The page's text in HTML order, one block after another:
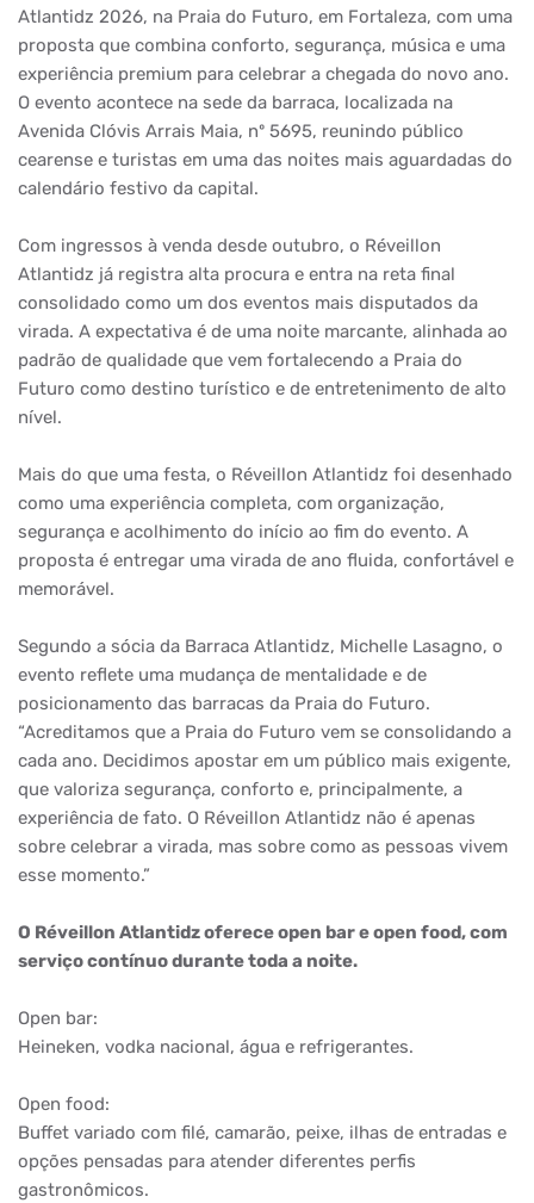
Atlantidz 2026, na Praia do Futuro, em Fortaleza, com uma
proposta que combina conforto, segurança, música e uma
experiência premium para celebrar a chegada do novo ano.
O evento acontece na sede da barraca, localizada na
Avenida Clóvis Arrais Maia, nº 5695, reunindo público
cearense e turistas em uma das noites mais aguardadas do
calendário festivo da capital.
Com ingressos à venda desde outubro, o Réveillon
Atlantidz já registra alta procura e entra na reta final
consolidado como um dos eventos mais disputados da
virada. A expectativa é de uma noite marcante, alinhada ao
padrão de qualidade que vem fortalecendo a Praia do
Futuro como destino turístico e de entretenimento de alto
nível.
Mais do que uma festa, o Réveillon Atlantidz foi desenhado
como uma experiência completa, com organização,
segurança e acolhimento do início ao fim do evento. A
proposta é entregar uma virada de ano fluida, confortável e
memorável.
Segundo a sócia da Barraca Atlantidz, Michelle Lasagno, o
evento reflete uma mudança de mentalidade e de
posicionamento das barracas da Praia do Futuro.
“Acreditamos que a Praia do Futuro vem se consolidando a
cada ano. Decidimos apostar em um público mais exigente,
que valoriza segurança, conforto e, principalmente, a
experiência de fato. O Réveillon Atlantidz não é apenas
sobre celebrar a virada, mas sobre como as pessoas vivem
esse momento.”
O Réveillon Atlantidz oferece open bar e open food, com
serviço contínuo durante toda a noite.
Open bar:
Heineken, vodka nacional, água e refrigerantes.
Open food:
Buffet variado com filé, camarão, peixe, ilhas de entradas e
opções pensadas para atender diferentes perfis
gastronômicos.